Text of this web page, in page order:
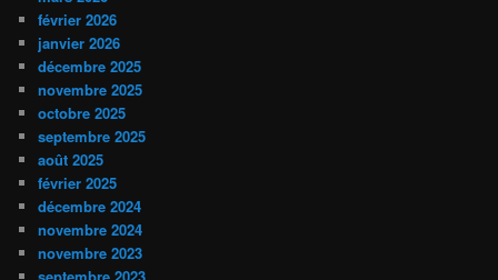
février 2026
janvier 2026
décembre 2025
novembre 2025
octobre 2025
septembre 2025
août 2025
février 2025
décembre 2024
novembre 2024
novembre 2023
septembre 2023